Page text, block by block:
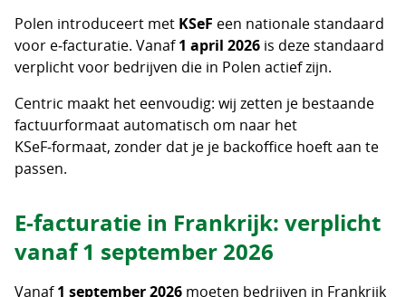
Polen introduceert met KSeF een nationale standaard
voor e‑facturatie. Vanaf1 april 2026 is deze standaard
verplicht voor bedrijven die in Polen actief zijn.
Centric maakt het eenvoudig: wij zetten je bestaande
factuurformaat automatisch om naar het
KSeF‑formaat, zonder dat je je backoffice hoeft aan te
passen.
E‑facturatie in Frankrijk: verplicht
vanaf 1 september 2026
Vanaf1 september 2026 moeten bedrijven in Frankrijk